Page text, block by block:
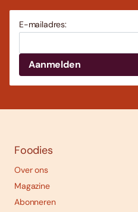
E-mailadres:
Foodies
Over ons
Magazine
Abonneren